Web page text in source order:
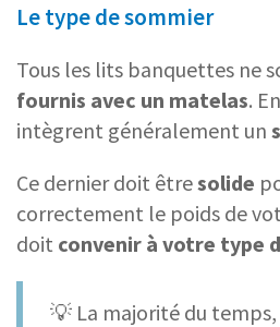
Le type de sommier
Tous les lits banquettes ne
fournis avec un matelas.
intègrent généralement un
Ce dernier doit êtresolide
correctement le poids de
doit convenir à votre type
💡 La majorité du